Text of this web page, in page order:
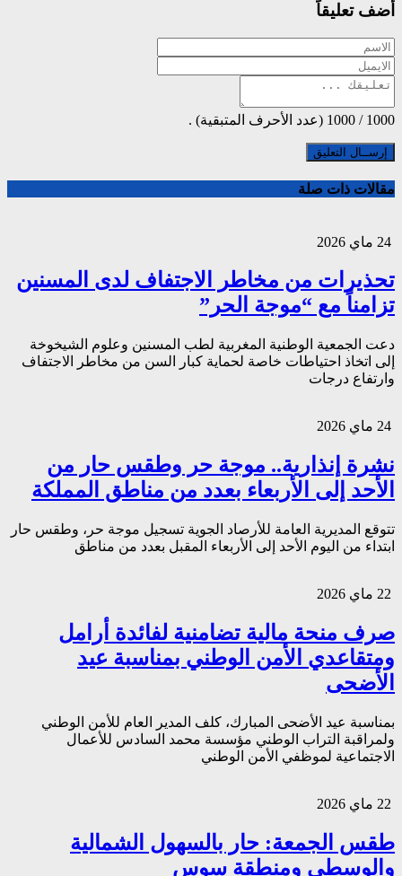
أضف تعليقاً
1000
/
1000 (عدد الأحرف المتبقية) .
مقالات ذات صلة
تحذيرات من مخاطر الاجتفاف لدى المسنين
تزامناً مع “موجة الحر”
دعت الجمعية الوطنية المغربية لطب المسنين وعلوم الشيخوخة
إلى اتخاذ احتياطات خاصة لحماية كبار السن من مخاطر الاجتفاف
وارتفاع درجات
نشرة إنذارية.. موجة حر وطقس حار من
الأحد إلى الأربعاء بعدد من مناطق المملكة
تتوقع المديرية العامة للأرصاد الجوية تسجيل موجة حر، وطقس حار
ابتداء من اليوم الأحد إلى الأربعاء المقبل بعدد من مناطق
صرف منحة مالية تضامنية لفائدة أرامل
ومتقاعدي الأمن الوطني بمناسبة عيد
الأضحى
بمناسبة عيد الأضحى المبارك، كلف المدير العام للأمن الوطني
ولمراقبة التراب الوطني مؤسسة محمد السادس للأعمال
الاجتماعية لموظفي الأمن الوطني
طقس الجمعة: حار بالسهول الشمالية
والوسطى ومنطقة سوس